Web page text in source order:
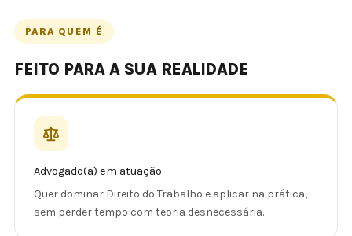
PARA QUEM É
FEITO PARA A SUA REALIDADE
Advogado(a) em atuação
Quer dominar Direito do Trabalho e aplicar na prática,
sem perder tempo com teoria desnecessária.